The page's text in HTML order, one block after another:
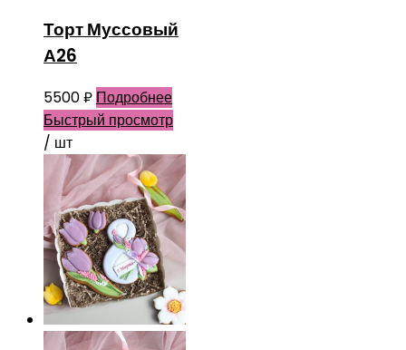
Торт Муссовый
А26
5500₽ Подробнее
Быстрый просмотр
/ шт